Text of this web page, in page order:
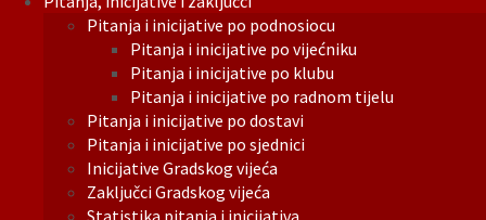
Pitanja i inicijative po podnosiocu
Pitanja i inicijative po vijećniku
Pitanja i inicijative po klubu
Pitanja i inicijative po radnom tijelu
Pitanja i inicijative po dostavi
Pitanja i inicijative po sjednici
Inicijative Gradskog vijeća
Zaključci Gradskog vijeća